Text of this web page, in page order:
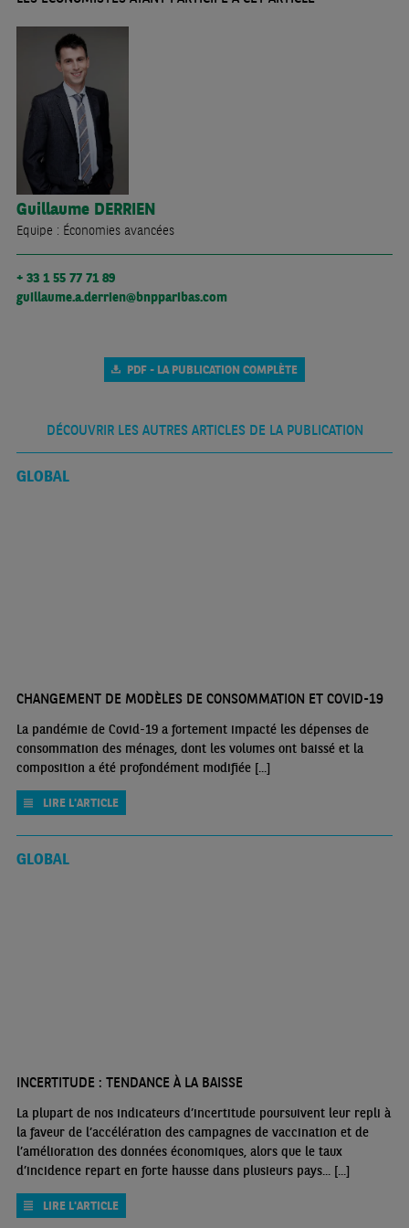
Guillaume DERRIEN
Equipe : Économies avancées
+ 33 1 55 77 71 89
guillaume.a.derrien@bnpparibas.com
PDF - LA PUBLICATION COMPLÈTE
DÉCOUVRIR LES AUTRES ARTICLES DE LA PUBLICATION
GLOBAL
CHANGEMENT DE MODÈLES DE CONSOMMATION ET COVID-19
La pandémie de Covid-19 a fortement impacté les dépenses de
consommation des ménages, dont les volumes ont baissé et la
composition a été profondément modifiée [...]
LIRE L'ARTICLE
GLOBAL
INCERTITUDE : TENDANCE À LA BAISSE
La plupart de nos indicateurs d’incertitude poursuivent leur repli à
la faveur de l’accélération des campagnes de vaccination et de
l’amélioration des données économiques, alors que le taux
d’incidence repart en forte hausse dans plusieurs pays... [...]
LIRE L'ARTICLE